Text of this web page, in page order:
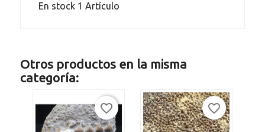
En stock 1 Artículo
Otros productos en la misma
categoría:
favorite_border favorite_border